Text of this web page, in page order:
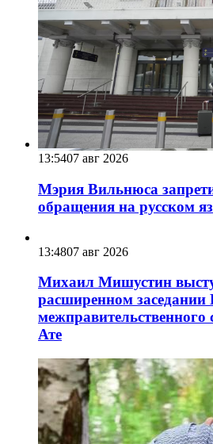
13:5407 авг 2026
Мэрия Вильнюса
обращения на русском
13:4807 авг 2026
Михаил Мишустин
расширенном заседании
межправительственного
Ате